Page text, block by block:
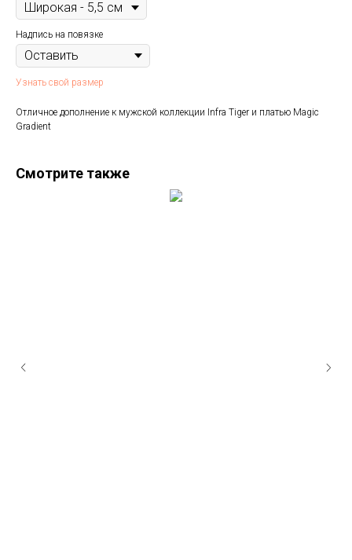
Надпись на повязке
Узнать свой размер
Отличное дополнение к мужской коллекции Infra Tiger и платью Magic
Gradient
Смотрите также